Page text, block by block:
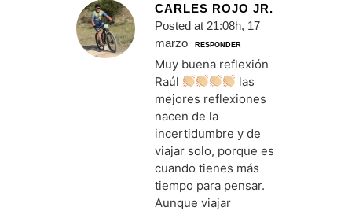
CARLES ROJO JR.
Posted at 21:08h, 17
marzo
RESPONDER
Muy buena reflexión
Raúl
las
mejores reflexiones
nacen de la
incertidumbre y de
viajar solo, porque es
cuando tienes más
tiempo para pensar.
Aunque viajar